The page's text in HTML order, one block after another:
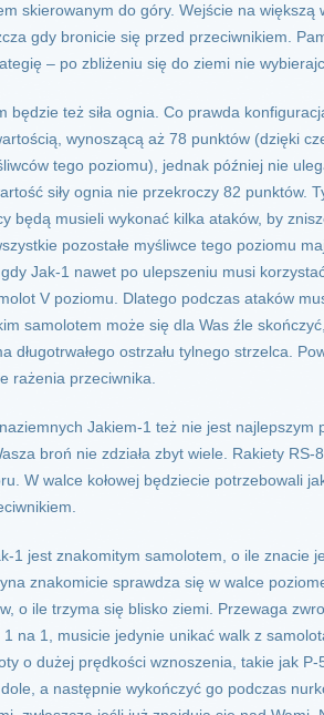
skierowanym do góry. Wejście na
gdy bronicie się przed przeciwnikiem.
– po zbliżeniu się do ziemi nie
będzie też siła ognia. Co prawda
wynoszącą aż 78 punktów (dzięki
tego poziomu), jednak później nie
siły ognia nie przekroczy 82 punktów.
będą musieli wykonać kilka ataków, by
pozostałe myśliwce tego poziomu
Jak-1 nawet po ulepszeniu musi
V poziomu. Dlatego podczas ataków
samolotem może się dla Was źle
długotrwałego ostrzału tylnego strzelca.
rażenia przeciwnika.
Jakiem-1 też nie jest najlepszym
broń nie zdziała zbyt wiele. Rakiety
W walce kołowej będziecie potrzebowali
1 jest znakomitym samolotem, o ile znacie
znakomicie sprawdza się w walce
o ile trzyma się blisko ziemi. Przewaga
na 1, musicie jedynie unikać walk z
o dużej prędkości wznoszenia, takie jak
a następnie wykończyć go podczas